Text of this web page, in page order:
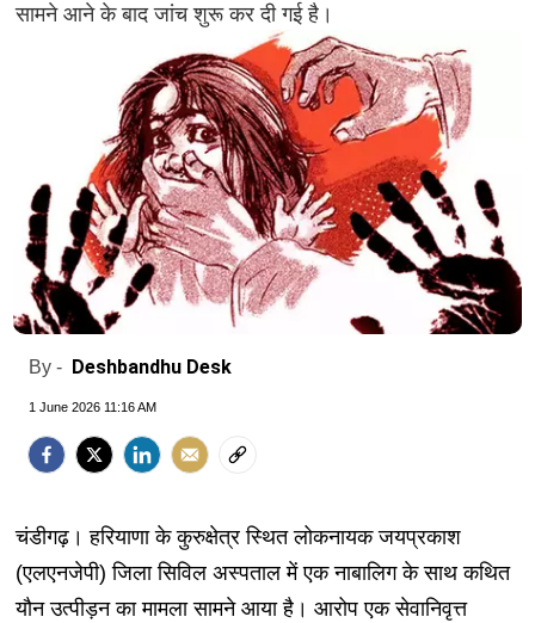
सामने आने के बाद जांच शुरू कर दी गई है।
By - Deshbandhu Desk
1 June 2026 11:16 AM
चंडीगढ़। हरियाणा के कुरुक्षेत्र स्थित लोकनायक जयप्रकाश
(एलएनजेपी) जिला सिविल अस्पताल में एक नाबालिग के साथ कथित
यौन उत्पीड़न का मामला सामने आया है। आरोप एक सेवानिवृत्त